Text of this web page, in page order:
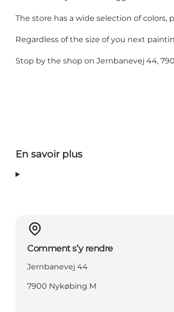
The store has a wide selection of colors,
Regardless of the size of you next
Stop by the shop on Jernbanevej 44,
En savoir plus
Comment s’y rendre
Jernbanevej 44
7900 Nykøbing M